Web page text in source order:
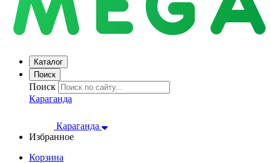
Каталог
Поиск
Поиск
Караганда
Караганда
Избранное
Корзина